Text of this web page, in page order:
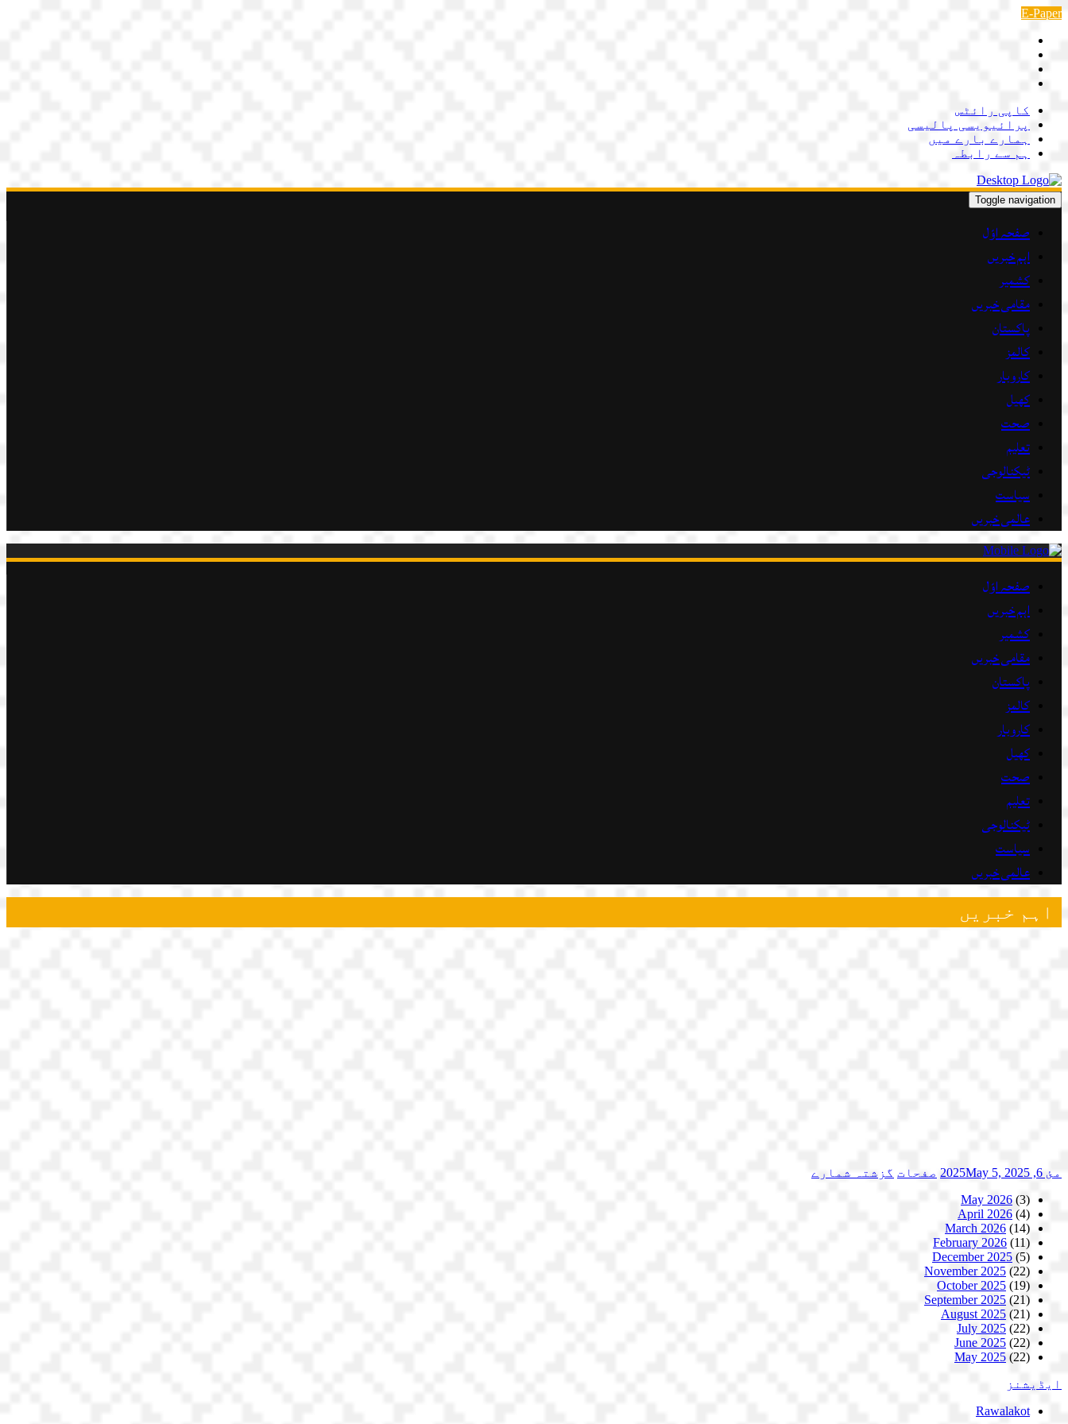
Skip
content
E-Paper
کاپی رائٹس
پرائیویسی پالیسی
ہمارے بارے میں
ہم سے رابطہ
Toggle navigation
صفحہ اوّل
اہم خبریں
کشمیر
مقامی خبریں
پاکستان
کالمز
کاروبار
کھیل
صحت
تعلیم
ٹیکنالوجی
سیاست
عالمی خبریں
صفحہ اوّل
اہم خبریں
کشمیر
مقامی خبریں
پاکستان
کالمز
کاروبار
کھیل
صحت
تعلیم
ٹیکنالوجی
سیاست
عالمی خبریں
اہم خبریں
مئ 6, 2025 May 5, 2025 صفحات گزشتہ شمارے
May 2026 (3)
April 2026 (4)
March 2026 (14)
February 2026 (11)
December 2025 (5)
November 2025 (22)
October 2025 (19)
September 2025 (21)
August 2025 (21)
July 2025 (22)
June 2025 (22)
May 2025 (22)
ایڈیشنز
Rawalakot